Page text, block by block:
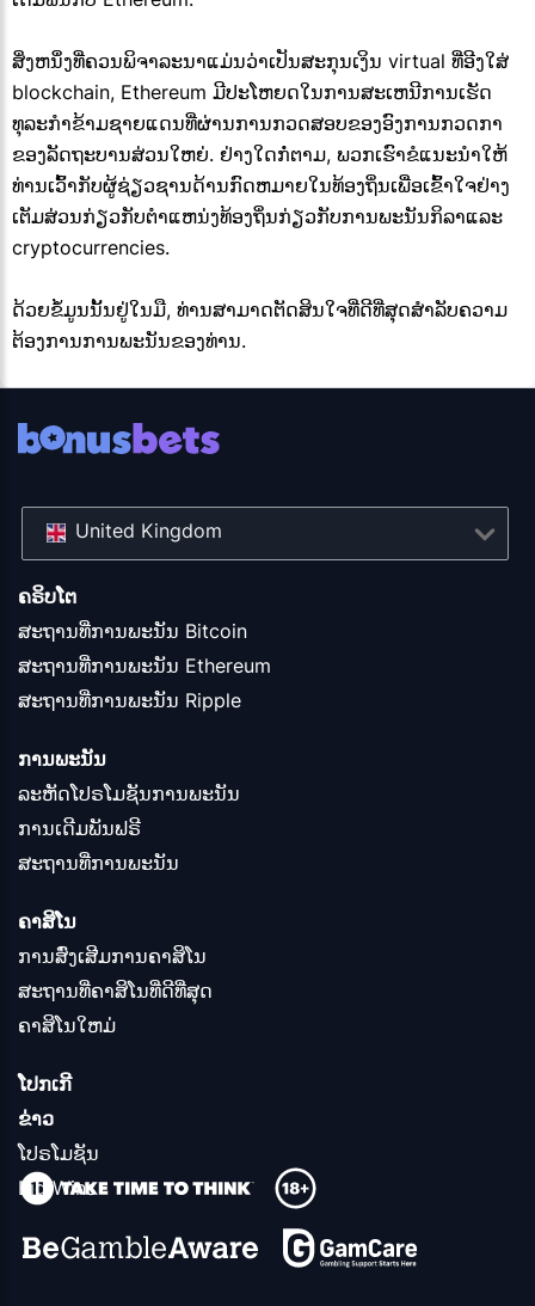
ສິ່ງຫນຶ່ງທີ່ຄວນພິຈາລະນາແມ່ນວ່າເປັນສະກຸນເງິນ virtual ທີ່ອີງໃສ່
blockchain, Ethereum ມີປະໂຫຍດໃນການສະເຫນີການເຮັດ
ທຸລະກໍາຂ້າມຊາຍແດນທີ່ຜ່ານການກວດສອບຂອງອົງການກວດກາ
ຂອງລັດຖະບານສ່ວນໃຫຍ່. ຢ່າງໃດກໍ່ຕາມ, ພວກເຮົາຂໍແນະນໍາໃຫ້
ທ່ານເວົ້າກັບຜູ້ຊ່ຽວຊານດ້ານກົດຫມາຍໃນທ້ອງຖິ່ນເພື່ອເຂົ້າໃຈຢ່າງ
ເຕັມສ່ວນກ່ຽວກັບຕໍາແຫນ່ງທ້ອງຖິ່ນກ່ຽວກັບການພະນັນກິລາແລະ
cryptocurrencies.
ດ້ວຍຂໍ້ມູນນັ້ນຢູ່ໃນມື, ທ່ານສາມາດຕັດສິນໃຈທີ່ດີທີ່ສຸດສໍາລັບຄວາມ
ຕ້ອງການການພະນັນຂອງທ່ານ.
ຄຣິບໂຕ
ສະຖານທີ່ການພະນັນ Bitcoin
ສະຖານທີ່ການພະນັນ Ethereum
ສະຖານທີ່ການພະນັນ Ripple
ການພະນັນ
ລະຫັດໂປຣໂມຊັນການພະນັນ
ການເດີມພັນຟຣີ
ສະຖານທີ່ການພະນັນ
ຄາສິໂນ
ການສົ່ງເສີມການຄາສິໂນ
ສະຖານທີ່ຄາສິໂນທີ່ດີທີ່ສຸດ
ຄາສິໂນໃຫມ່
ໂປກເກີ
ຂ່າວ
ໂປຣໂມຊັນ
Big Wins
United Kingdom